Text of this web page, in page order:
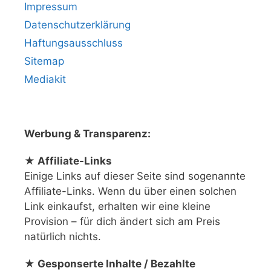
Impressum
Datenschutzerklärung
Haftungsausschluss
Sitemap
Mediakit
Werbung & Transparenz:
★ Affiliate-Links
Einige Links auf dieser Seite sind sogenannte
Affiliate-Links. Wenn du über einen solchen
Link einkaufst, erhalten wir eine kleine
Provision – für dich ändert sich am Preis
natürlich nichts.
★ Gesponserte Inhalte / Bezahlte